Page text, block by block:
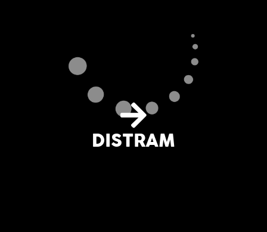
DISTRAM